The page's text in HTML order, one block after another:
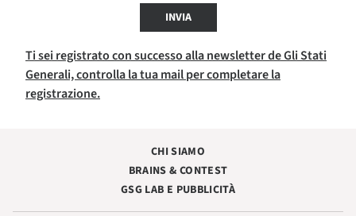
INVIA
Ti sei registrato con successo alla newsletter de Gli Stati
Generali, controlla la tua mail per completare la
registrazione.
CHI SIAMO
BRAINS & CONTEST
GSG LAB E PUBBLICITÀ